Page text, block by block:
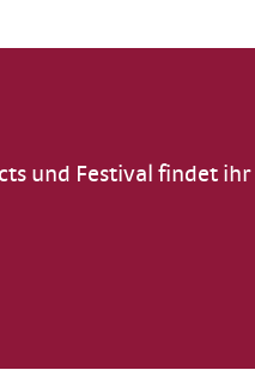
und Festival findet